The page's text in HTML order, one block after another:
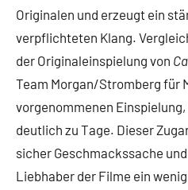
Originalen und erzeugt ein
verpflichteten Klang.
der Originaleinspielung von
Team Morgan/Stromberg für
vorgenommenen
deutlich zu Tage. Dieser
sicher Geschmackssache
Liebhaber der Filme ein